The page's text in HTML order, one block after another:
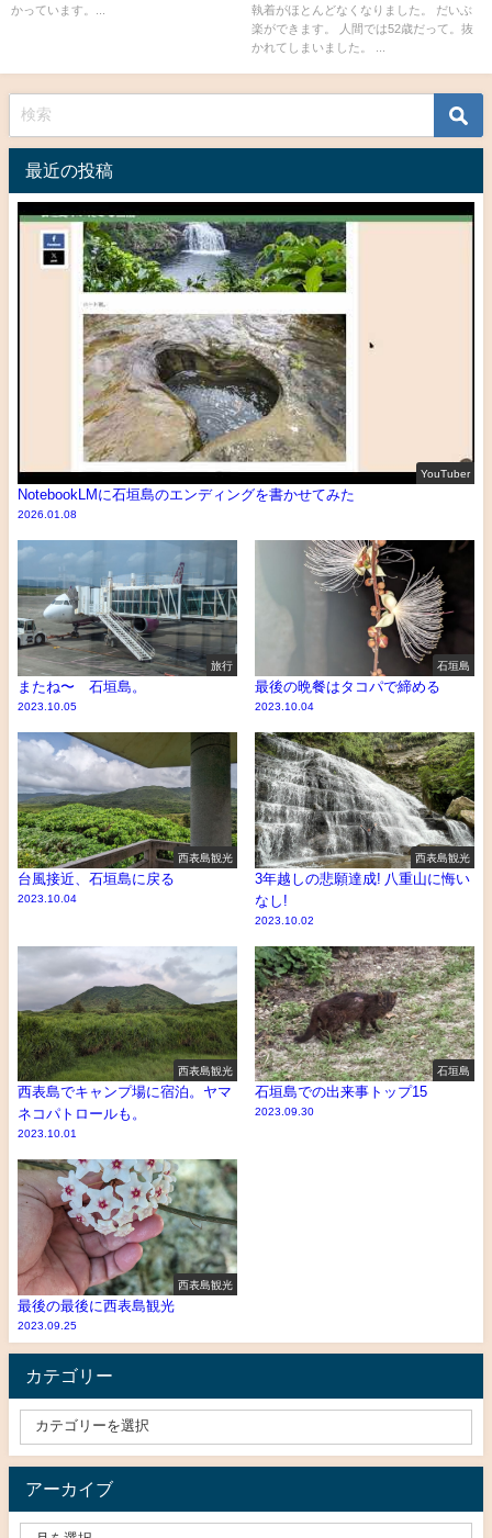
かっています。...
執着がほとんどなくなりました。 だいぶ
楽ができます。 人間では52歳だって。抜
かれてしまいました。 ...
最近の投稿
YouTuber
NotebookLMに石垣島のエンディングを書かせてみた
2026.01.08
旅行
またね〜 石垣島。
2023.10.05
石垣島
最後の晩餐はタコパで締める
2023.10.04
西表島観光
台風接近、石垣島に戻る
2023.10.04
西表島観光
3年越しの悲願達成! 八重山に悔い
なし!
2023.10.02
西表島観光
西表島でキャンプ場に宿泊。ヤマ
ネコパトロールも。
2023.10.01
石垣島
石垣島での出来事トップ15
2023.09.30
西表島観光
最後の最後に西表島観光
2023.09.25
カテゴリー
アーカイブ